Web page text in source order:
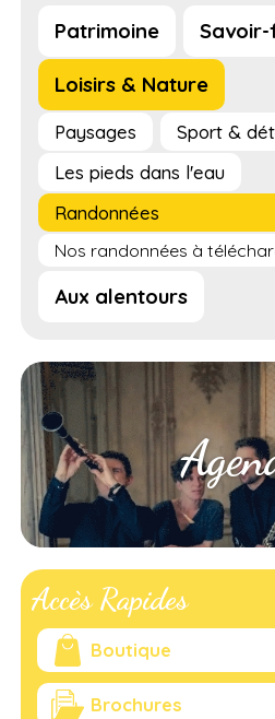
Patrimoine
Loisirs & Nature
Paysages Sport &
Les pieds dans l'eau
Randonnées
Nos randonnées à
Aux alentours
Accès Rapides
Boutique
Brochures